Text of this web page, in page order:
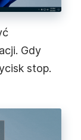
Gdy
stop.